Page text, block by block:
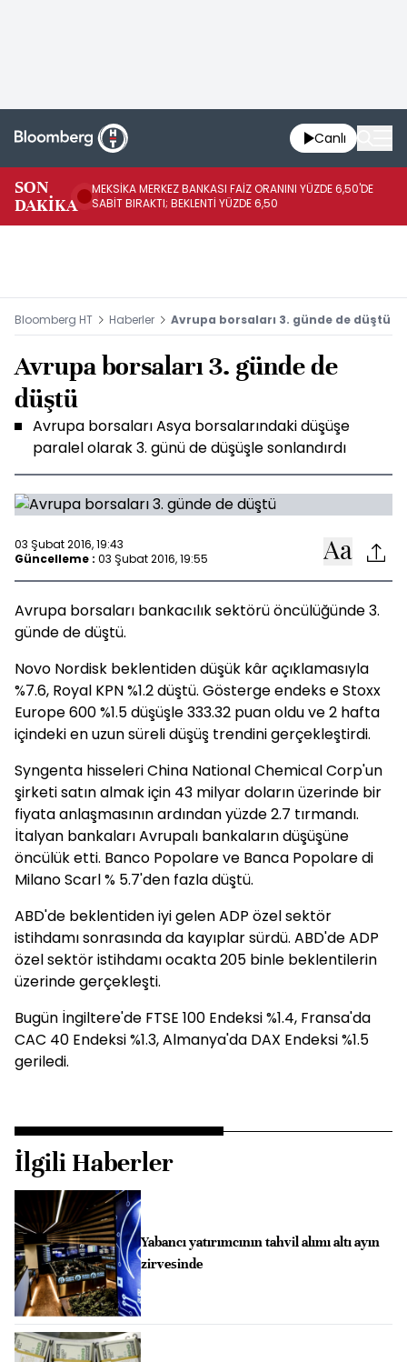
Canlı
SON
DAKİKA
MEKSİKA MERKEZ BANKASI FAİZ ORANINI YÜZDE 6,50'DE
SABİT BIRAKTI; BEKLENTİ YÜZDE 6,50
Bloomberg HT Haberler Avrupa borsaları 3. günde de düştü
Avrupa borsaları 3. günde de
düştü
Avrupa borsaları Asya borsalarındaki düşüşe
paralel olarak 3. günü de düşüşle sonlandırdı
03 Şubat 2016, 19:43
Güncelleme : 03 Şubat 2016, 19:55
Avrupa borsaları bankacılık sektörü öncülüğünde 3.
günde de düştü.
Novo Nordisk beklentiden düşük kâr açıklamasıyla
%7.6, Royal KPN %1.2 düştü. Gösterge endeks e Stoxx
Europe 600 %1.5 düşüşle 333.32 puan oldu ve 2 hafta
içindeki en uzun süreli düşüş trendini gerçekleştirdi.
Syngenta hisseleri China National Chemical Corp'un
şirketi satın almak için 43 milyar doların üzerinde bir
fiyata anlaşmasının ardından yüzde 2.7 tırmandı.
İtalyan bankaları Avrupalı bankaların düşüşüne
öncülük etti. Banco Popolare ve Banca Popolare di
Milano Scarl % 5.7'den fazla düştü.
ABD'de beklentiden iyi gelen ADP özel sektör
istihdamı sonrasında da kayıplar sürdü. ABD'de ADP
özel sektör istihdamı ocakta 205 binle beklentilerin
üzerinde gerçekleşti.
Bugün İngiltere'de FTSE 100 Endeksi %1.4, Fransa'da
CAC 40 Endeksi %1.3, Almanya'da DAX Endeksi %1.5
geriledi.
İlgili Haberler
Yabancı yatırımcının tahvil alımı altı ayın
zirvesinde